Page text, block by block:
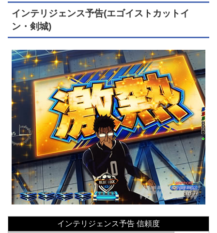
インテリジェンス予告(エゴイストカットイ
ン・剣城)
インテリジェンス予告 信頼度